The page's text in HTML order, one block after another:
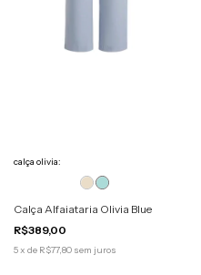
calça olivia:
Calça Alfaiataria Olivia Blue
R$389,00
5x de R$77,80 sem juros